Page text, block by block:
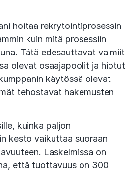
hoitaa rekrytointiprosessin
kuin mitä prosessiin
Tätä edesauttavat valmiit
olevat osaajapoolit ja hiotut
käytössä olevat
tehostavat hakemusten
kuinka paljon
kesto vaikuttaa suoraan
Laskelmissa on
että tuottavuus on 300